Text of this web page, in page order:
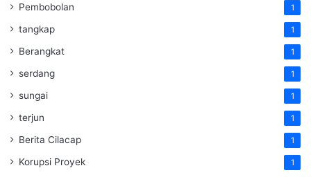
Pembobolan 1
tangkap 1
Berangkat 1
serdang 1
sungai 1
terjun 1
Berita Cilacap 1
Korupsi Proyek 1